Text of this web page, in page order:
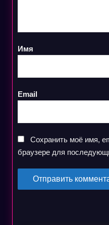
Имя
Email
Сохранить моё имя,
браузере для